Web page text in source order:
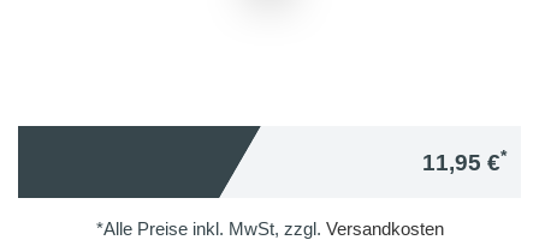
11,95 €*
*Alle Preise inkl. MwSt, zzgl. Versandkosten